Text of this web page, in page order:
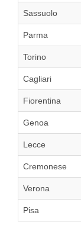
Sassuolo
Parma
Torino
Cagliari
Fiorentina
Genoa
Lecce
Cremonese
Verona
Pisa